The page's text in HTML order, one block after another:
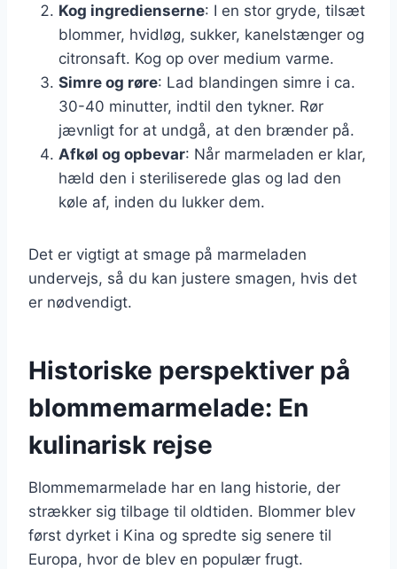
Kog ingredienserne: I en stor gryde, tilsæt
blommer, hvidløg, sukker, kanelstænger og
citronsaft. Kog op over medium varme.
Simre og røre: Lad blandingen simre i ca.
30-40 minutter, indtil den tykner. Rør
jævnligt for at undgå, at den brænder på.
Afkøl og opbevar: Når marmeladen er klar,
hæld den i steriliserede glas og lad den
køle af, inden du lukker dem.
Det er vigtigt at smage på marmeladen
undervejs, så du kan justere smagen, hvis det
er nødvendigt.
Historiske perspektiver på
blommemarmelade: En
kulinarisk rejse
Blommemarmelade har en lang historie, der
strækker sig tilbage til oldtiden. Blommer blev
først dyrket i Kina og spredte sig senere til
Europa, hvor de blev en populær frugt.